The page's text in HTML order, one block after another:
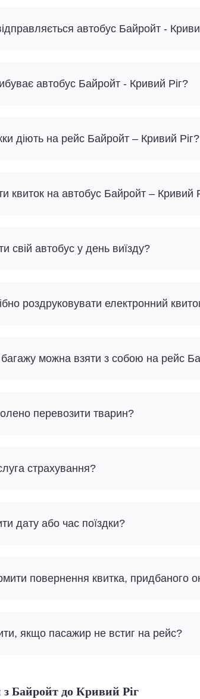
автобус Байройт -
автобус Байройт - Кривий Ріг?
діють на рейс Байройт – Кривий Ріг?
квиток на автобус Байройт – Кривий
свій автобус у день виїзду?
роздруковувати електронний
багажу можна взяти з собою на рейс
перевозити тварин?
страхування?
дату або час поїздки?
повернення квитка, придбаного
якщо пасажир не встиг на рейс?
з Байройт до Кривий Ріг